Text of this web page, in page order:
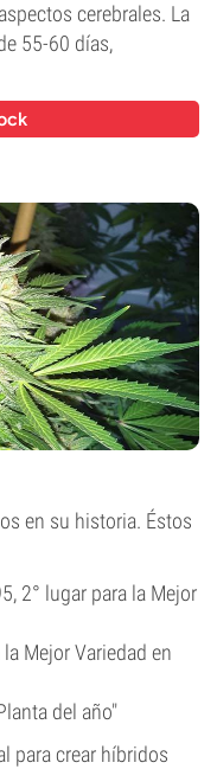
cerebrales. La
55-60 días,
en su historia. Éstos
2° lugar para la Mejor
Mejor Variedad en
del año"
para crear híbridos